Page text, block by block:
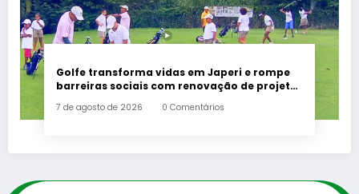
Golfe transforma vidas em Japeri e rompe
barreiras sociais com renovação de projeto
7 de agosto de 2026 0 Comentários